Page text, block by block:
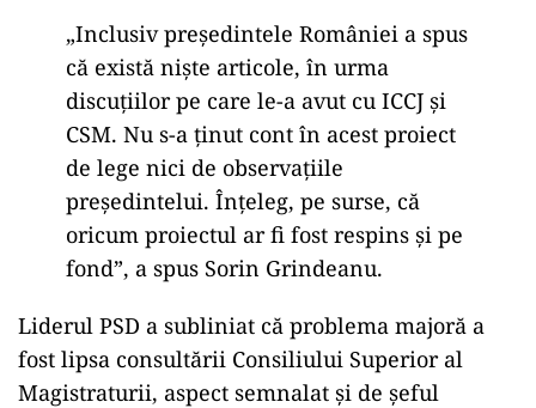
„Inclusiv președintele României a spus
că există niște articole, în urma
discuțiilor pe care le-a avut cu ICCJ și
CSM. Nu s-a ținut cont în acest proiect
de lege nici de observațiile
președintelui. Înțeleg, pe surse, că
oricum proiectul ar fi fost respins și pe
fond”, a spus Sorin Grindeanu.
Liderul PSD a subliniat că problema majoră a
fost lipsa consultării Consiliului Superior al
Magistraturii, aspect semnalat și de șeful